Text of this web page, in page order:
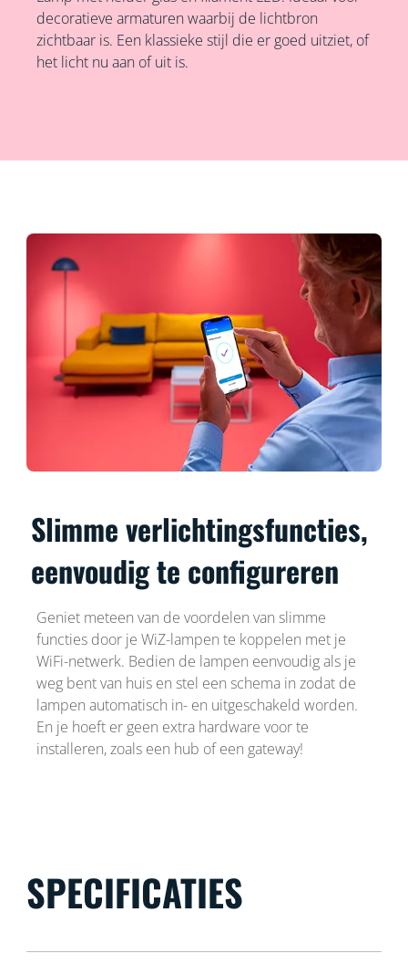
decoratieve armaturen waarbij de lichtbron
zichtbaar is. Een klassieke stijl die er goed uitziet, of
het licht nu aan of uit is.
Slimme verlichtingsfuncties,
eenvoudig te configureren
Geniet meteen van de voordelen van slimme
functies door je WiZ-lampen te koppelen met je
WiFi-netwerk. Bedien de lampen eenvoudig als je
weg bent van huis en stel een schema in zodat de
lampen automatisch in- en uitgeschakeld worden.
En je hoeft er geen extra hardware voor te
installeren, zoals een hub of een gateway!
SPECIFICATIES